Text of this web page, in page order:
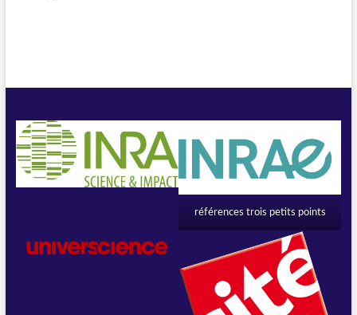
références trois petits points